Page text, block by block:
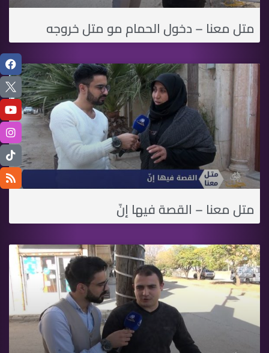
متل معنا – دخول الحمام مو متل خروجه
متل معنا – القصة فيها إنّ